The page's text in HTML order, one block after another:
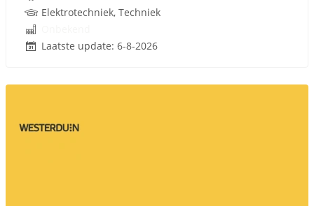
Elektrotechniek, Techniek
Laatste update: 6-8-2026